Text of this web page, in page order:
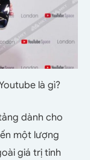
là gì?
dành cho
một lượng
giá trị tinh